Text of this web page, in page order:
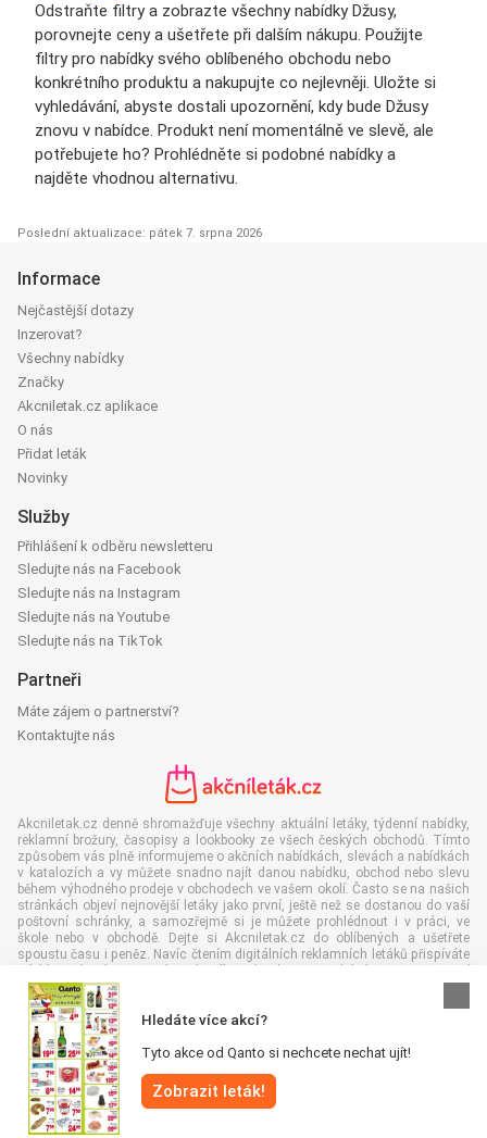
Odstraňte filtry a zobrazte všechny nabídky Džusy,
porovnejte ceny a ušetřete při dalším nákupu. Použijte
filtry pro nabídky svého oblíbeného obchodu nebo
konkrétního produktu a nakupujte co nejlevněji. Uložte si
vyhledávání, abyste dostali upozornění, kdy bude Džusy
znovu v nabídce. Produkt není momentálně ve slevě, ale
potřebujete ho? Prohlédněte si podobné nabídky a
najděte vhodnou alternativu.
Poslední aktualizace: pátek 7. srpna 2026
Hledáte více akcí?
Tyto akce od Qanto si nechcete nechat ujít!
Zobrazit leták!
Informace
Nejčastější dotazy
Inzerovat?
Všechny nabídky
Značky
Akcniletak.cz aplikace
O nás
Přidat leták
Novinky
Služby
Přihlášení k odběru newsletteru
Sledujte nás na Facebook
Sledujte nás na Instagram
Sledujte nás na Youtube
Sledujte nás na TikTok
Partneři
Máte zájem o partnerství?
Kontaktujte nás
Akcniletak.cz denně shromažďuje všechny aktuální letáky, týdenní nabídky,
reklamní brožury, časopisy a lookbooky ze všech českých obchodů. Tímto
způsobem vás plně informujeme o akčních nabídkách, slevách a nabídkách
v katalozích a vy můžete snadno najít danou nabídku, obchod nebo slevu
během výhodného prodeje v obchodech ve vašem okolí. Často se na našich
stránkách objeví nejnovější letáky jako první, ještě než se dostanou do vaší
poštovní schránky, a samozřejmě si je můžete prohlédnout i v práci, ve
škole nebo v obchodě. Dejte si Akcniletak.cz do oblíbených a ušetřete
spoustu času i peněz. Navíc čtením digitálních reklamních letáků přispíváte
prostředí.
Všechna práva vyhrazena © Akcniletak.cz 2026 |
Podmínky a pravidla